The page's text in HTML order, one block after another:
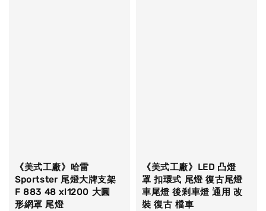
《美式工廠》哈雷
Sportster 尾燈大牌支架
F 883 48 xl1200 大圓
形網罩 尾燈
《美式工廠》LED 凸燈
罩 扣環式 尾燈 復古尾燈
車尾燈 後剎車燈 通用 改
裝 復古 檔車